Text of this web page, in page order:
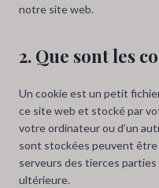
notre site web.
2. Que sont les
Un cookie est un petit
ce site web et stocké par
votre ordinateur ou d’un
sont stockées peuvent être
serveurs des tierces
ultérieure.